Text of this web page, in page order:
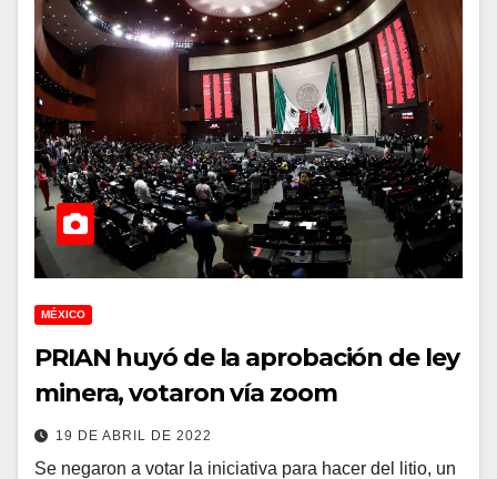
MÉXICO
PRIAN huyó de la aprobación de ley
minera, votaron vía zoom
19 DE ABRIL DE 2022
Se negaron a votar la iniciativa para hacer del litio, un